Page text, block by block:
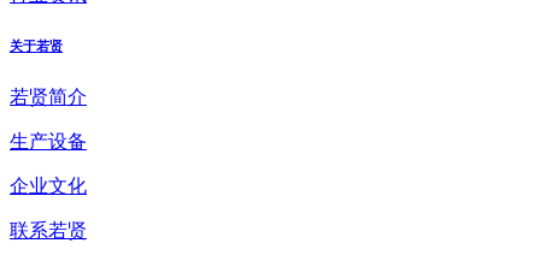
关于若贤
若贤简介
生产设备
企业文化
联系若贤